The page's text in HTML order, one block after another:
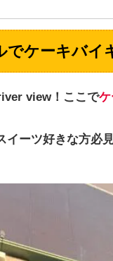
ケーキバイ
view！ここで
イーツ好きな方必見